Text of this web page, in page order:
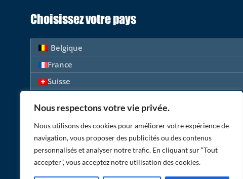
Nous respectons votre vie privée.
Nous utilisons des cookies pour améliorer votre expérience de
navigation, vous proposer des publicités ou des contenus
personnalisés et analyser notre trafic. En cliquant sur “Tout
accepter”, vous acceptez notre utilisation des cookies.
Choisissez votre pays
Belgique
France
Suisse
Suivez-nous